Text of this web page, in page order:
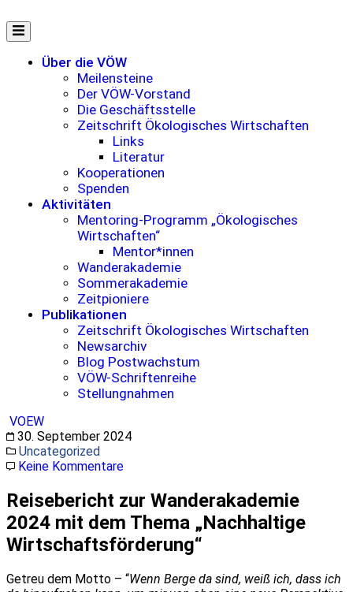
Inhalt
springen
Über die VÖW
Meilensteine
Der VÖW-Vorstand
Die Geschäftsstelle
Zeitschrift Ökologisches Wirtschaften
Links
Literatur
Kooperationen
Spenden
Aktivitäten
Mentoring-Programm „Ökologisches
Wirtschaften“
Mentor*innen
Wanderakademie
Sommerakademie
Zeitpioniere
Publikationen
Zeitschrift Ökologisches Wirtschaften
Newsarchiv
Blog Postwachstum
VÖW-Schriftenreihe
Stellungnahmen
VOEW
30. September 2024
Uncategorized
Keine Kommentare
Reisebericht zur Wanderakademie
2024 mit dem Thema „Nachhaltige
Wirtschaftsförderung“
Getreu dem Motto – “Wenn Berge da sind, weiß ich, dass ich